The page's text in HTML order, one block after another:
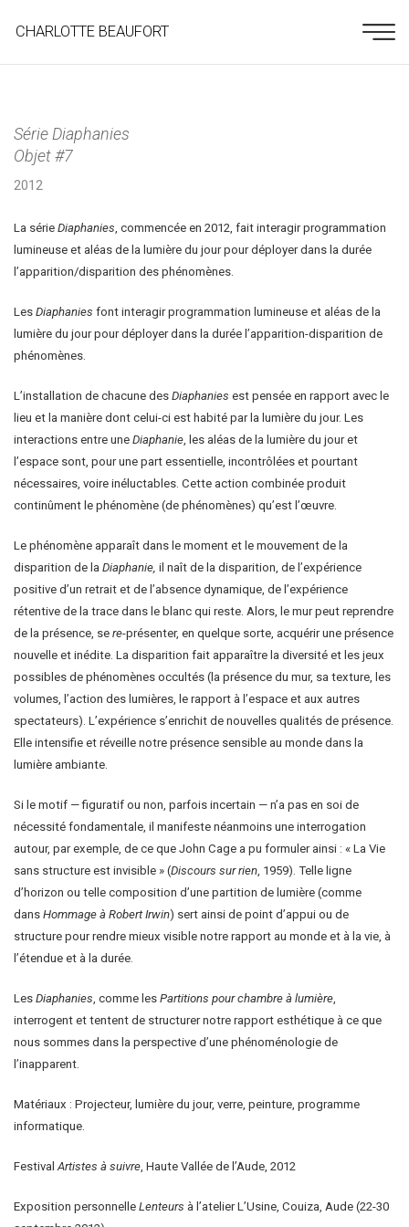
CHARLOTTE BEAUFORT
Série Diaphanies
Objet #7
2012
La série Diaphanies , commencée en 2012, fait interagir programmation
lumineuse et aléas de la lumière du jour pour déployer dans la durée
l’apparition/disparition des phénomènes.
Les Diaphanies font interagir programmation lumineuse et aléas de la
lumière du jour pour déployer dans la durée l’apparition-disparition de
phénomènes.
L’installation de chacune des Diaphanies est pensée en rapport avec le
lieu et la manière dont celui-ci est habité par la lumière du jour. Les
interactions entre une Diaphanie , les aléas de la lumière du jour et
l’espace sont, pour une part essentielle, incontrôlées et pourtant
nécessaires, voire inéluctables. Cette action combinée produit
continûment le phénomène (de phénomènes) qu’est l’œuvre.
Le phénomène apparaît dans le moment et le mouvement de la
disparition de la Diaphanie, il naît de la disparition, de l’expérience
positive d’un retrait et de l’absence dynamique, de l’expérience
rétentive de la trace dans le blanc qui reste. Alors, le mur peut reprendre
de la présence, se re-présenter, en quelque sorte, acquérir une présence
nouvelle et inédite. La disparition fait apparaître la diversité et les jeux
possibles de phénomènes occultés (la présence du mur, sa texture, les
volumes, l’action des lumières, le rapport à l’espace et aux autres
spectateurs). L’expérience s’enrichit de nouvelles qualités de présence.
Elle intensifie et réveille notre présence sensible au monde dans la
lumière ambiante.
Si le motif — figuratif ou non, parfois incertain — n’a pas en soi de
nécessité fondamentale, il manifeste néanmoins une interrogation
autour, par exemple, de ce que John Cage a pu formuler ainsi : « La Vie
sans structure est invisible » (Discours sur rien , 1959). Telle ligne
d’horizon ou telle composition d’une partition de lumière (comme
dans Hommage à Robert Irwin) sert ainsi de point d’appui ou de
structure pour rendre mieux visible notre rapport au monde et à la vie, à
l’étendue et à la durée.
Les Diaphanies , comme les Partitions pour chambre à lumière
interrogent et tentent de structurer notre rapport esthétique à ce que
nous sommes dans la perspective d’une phénoménologie de
l’inapparent.
Matériaux : Projecteur, lumière du jour, verre, peinture, programme
informatique.
Festival Artistes à suivre , Haute Vallée de l’Aude, 2012
Exposition personnelle Lenteurs à l’atelier L’Usine, Couiza, Aude (22-30